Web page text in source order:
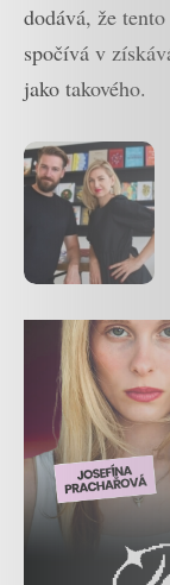
dodává, že
spočívá v
jako takového.